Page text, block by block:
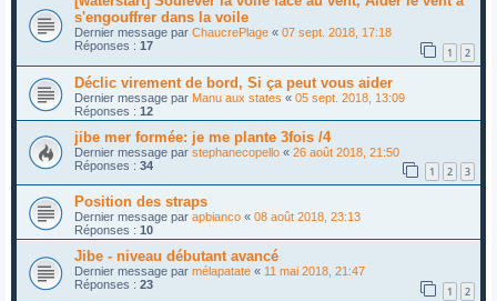
s'engouffrer dans la voile
Dernier message par ChaucrePlage « 07 sept. 2018, 17:18
Réponses : 17 1 2
Déclic virement de bord, Si ça peut vous aider
Dernier message par Manu aux states « 05 sept. 2018, 13:09
Réponses : 12
jibe mer formée: je me plante 3fois /4
Dernier message par stephanecopello « 26 août 2018, 21:50
Réponses : 34 1 2 3
Position des straps
Dernier message par apbianco « 08 août 2018, 23:13
Réponses : 10
Jibe - niveau débutant avancé
Dernier message par mélapatate « 11 mai 2018, 21:47
Réponses : 23 1 2